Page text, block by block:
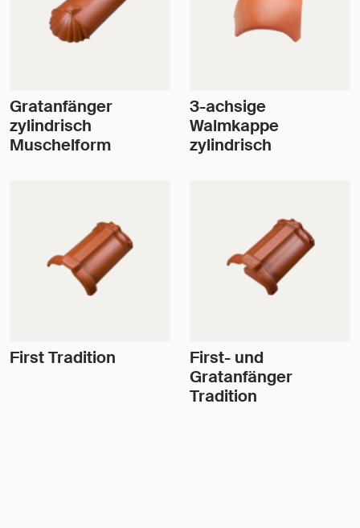
Gratanfänger
zylindrisch
Muschelform
3-achsige
Walmkappe
zylindrisch
First Tradition
First- und
Gratanfänger
Tradition